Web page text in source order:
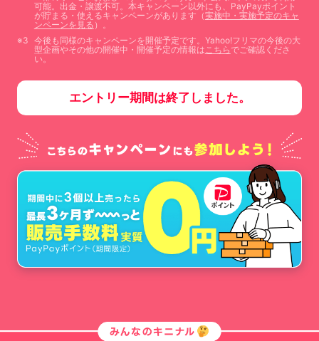
可能。出金・譲渡不可。本キャンペーン以外にも、PayPayポイント
が貯まる・使えるキャンペーンがあります（実施中・実施予定のキャ
ンペーンを見る ）。
今後も同様のキャンペーンを開催予定です。Yahoo!フリマの今後の大
型企画やその他の開催中・開催予定の情報はこちら でご確認くださ
い。
エントリー期間は終了しました。